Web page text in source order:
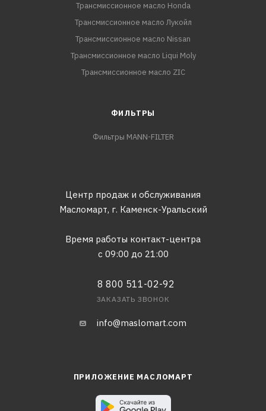
Трансмиссионное масло Honda
Трансмиссионное масло Лукойл
Трансмиссионное масло Nissan
Трансмиссионное масло Liqui Moly
Трансмиссионное масло ZIC
ФИЛЬТРЫ
Фильтры MANN-FILTER
Центр продаж и обслуживания
Масломарт, г. Каменск-Уральский
Время работы контакт-центра
с 09:00 до 21:00
8 800 511-02-92
ЗАКАЗАТЬ ЗВОНОК
info@maslomart.com
ПРИЛОЖЕНИЕ МАСЛОМАРТ